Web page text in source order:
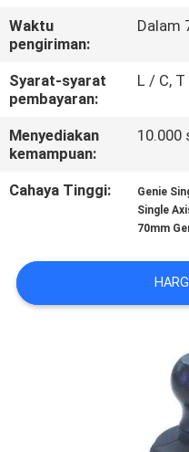
KONTROL
KUALITAS
HUBUNGI
KAMI
PERMINTAAN
SITEMAP
Waktu
pengiriman:
Dalam
Syarat-syarat
pembayaran:
L / C,
Menyediakan
kemampuan:
10.000
Cahaya Tinggi: Genie
Single
70mm